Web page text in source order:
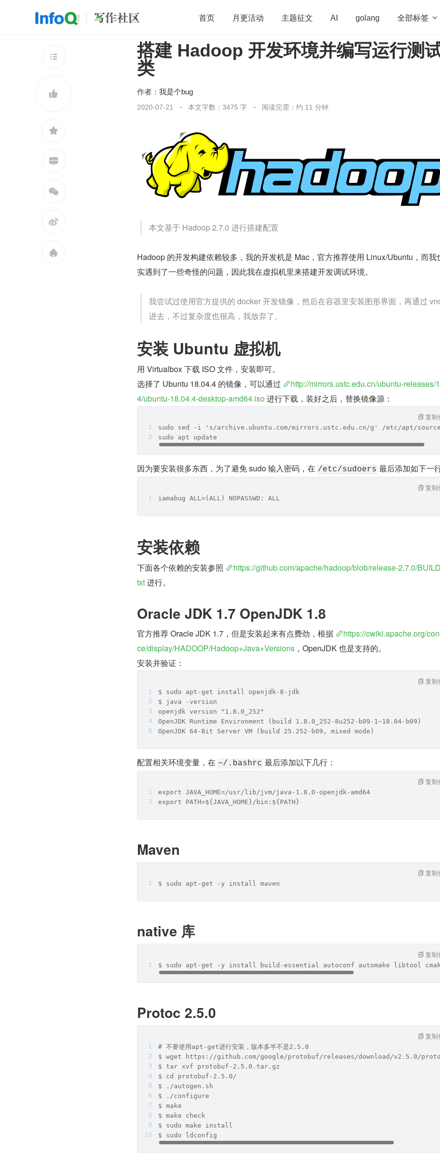
首页 月更活动 主题征文 AI golang 全部标签 
开源 架构 OpenHarmony 算法 学习方法 Web3.0 高
查看更多







搭建 Hadoop 开发环境并编写运行测
类
作者： 我是个bug
2020-07-21 本文字数：3475 字 阅读完需：约 11 分钟
本文基于 Hadoop 2.7.0 进行搭建配置
Hadoop 的开发构建依赖较多，我的开发机是 Mac，官方推荐使用 Linux/Ubuntu，而我
实遇到了一些奇怪的问题，因此我在虚拟机里来搭建开发调试环境。
我尝试过使用官方提供的 docker 开发镜像，然后在容器里安装图形界面，再通过
进去，不过复杂度也很高，我放弃了。
安装 Ubuntu 虚拟机
用 Virtualbox 下载 ISO 文件，安装即可。
选择了 Ubuntu 18.04.4 的镜像，可以通过
http://mirrors.ustc.edu.cn/ubuntu-releases/
4/ubuntu-18.04.4-desktop-amd64.iso 进行下载，装好之后，替换镜像源：
sudo sed -i 's/archive.ubuntu.com/mirrors.ustc.edu.cn/g' /etc/apt/
sudo apt update
复制
因为要安装很多东西，为了避免 sudo 输入密码，在 /etc/sudoers 最后添加如下一
iamabug ALL=(ALL) NOPASSWD: ALL
复制
安装依赖
下面各个依赖的安装参照
https://github.com/apache/hadoop/blob/release-2.7.0/
txt 进行。
Oracle JDK 1.7 OpenJDK 1.8
官方推荐 Oracle JDK 1.7，但是安装起来有点费劲，根据
https://cwiki.apache.org/
ce/display/HADOOP/Hadoop+Java+Versions ，OpenJDK 也是支持的。
安装并验证：
$ sudo apt-get install openjdk-8-jdk
$ java -version
openjdk version "1.8.0_252"
OpenJDK Runtime Environment (build 1.8.0_252-8u252-b09-1~18.04-b09)
OpenJDK 64-Bit Server VM (build 25.252-b09, mixed mode)
复制
配置相关环境变量，在 ~/.bashrc 最后添加以下几行：
export JAVA_HOME=/usr/lib/jvm/java-1.8.0-openjdk-amd64
export PATH=${JAVA_HOME}/bin:${PATH}
复制
Maven
$ sudo apt-get -y install maven
复制
native 库
$ sudo apt-get -y install build-essential autoconf automake libtool
复制
Protoc 2.5.0
# 不要使用apt-get进行安装，版本多半不是2.5.0
$ wget https://github.com/google/protobuf/releases/download/v2.5.0/
$ tar xvf protobuf-2.5.0.tar.gz
$ cd protobuf-2.5.0/
$ ./autogen.sh
$ ./configure
$ make
$ make check
$ sudo make install
$ sudo ldconfig
复制